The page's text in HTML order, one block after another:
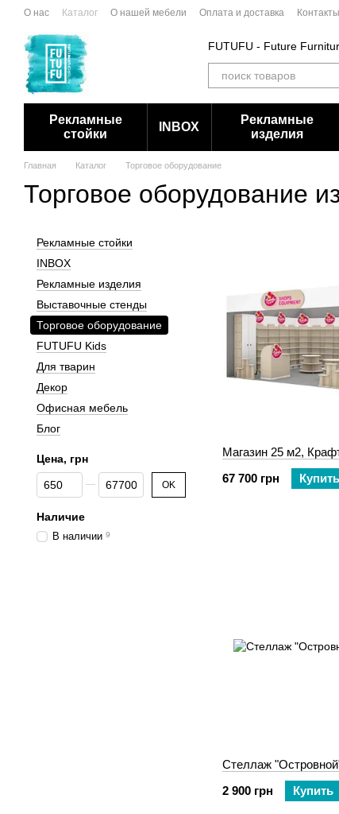
Перейти к основному контенту
О нас Каталог О нашей мебели Оплата и доставка Контакты
FUTUFU - Future
Рекламные
стойки
INBOX
Рекламные
изделия
Главная Каталог Торговое оборудование
Торговое оборудование
Магазин 25 м2,
67 700 грн
Купить
Стеллаж
2 900 грн
Купить
Рекламные стойки
INBOX
Рекламные изделия
Выставочные стенды
Торговое оборудование
FUTUFU Kids
Для тварин
Декор
Офисная мебель
Блог
Цена, грн
От Цена, грн
До Цена, грн OK
Наличие
В наличии 9